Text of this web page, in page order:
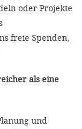
oder Projekte
freie Spenden,
als eine
und